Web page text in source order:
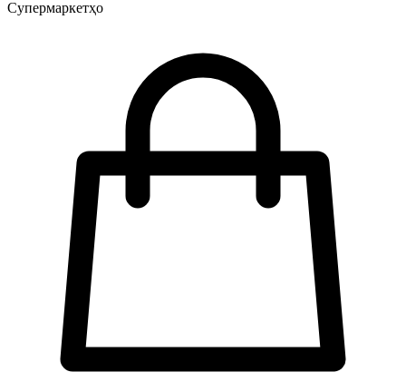
Супермаркетҳо